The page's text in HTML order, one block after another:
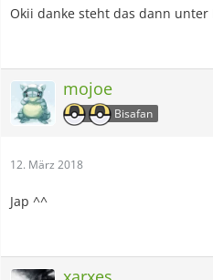
Okii danke steht das dann unter
mojoe
Bisafan
12. März 2018
Jap ^^